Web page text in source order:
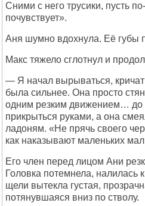
Сними с него трусики, пусть
почувствует».
Аня шумно вдохнула. Её губы
Макс тяжело сглотнул и
— Я начал вырываться,
была сильнее. Она просто
одним резким движением… до
прикрыться руками, а она
ладоням. «Не прячь своего
как наказывают маленьких
Его член перед лицом Ани
Головка потемнела, налилась
щели вытекла густая,
потянувшаяся вниз по стволу.